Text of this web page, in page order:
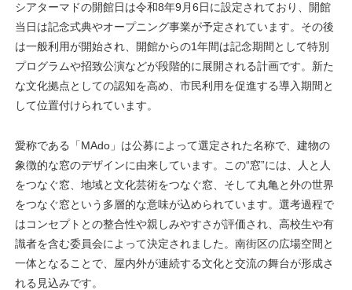
シアターマドの開館日は令和8年9月6日に設定されており、開館
当日は記念式典やオープニング事業が予定されています。その後
は一般利用が開始され、開館からの1年間は記念期間として特別
プログラムや招致公演などが段階的に展開される計画です。新た
な文化拠点としての認知を高め、市民利用を促進する導入期間と
して位置付けられています。
愛称である「MAdo」は公募によって選定された名称で、建物の
象徴的な窓のデザインに由来しています。この“窓”には、人と人
をつなぐ窓、地域と文化芸術をつなぐ窓、そして丸亀と外の世界
をつなぐ窓という多層的な意味が込められています。選考過程で
はコンセプトとの整合性や親しみやすさが評価され、高校生や有
識者を含む委員会によって決定されました。南街区の広場空間と
一体となることで、屋内外が連続する文化と交流の舞台が形成さ
れる見込みです。